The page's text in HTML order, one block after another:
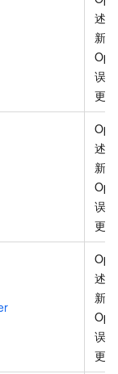
述
新、
误
更
述
新、
误
更
述
新、
误
更